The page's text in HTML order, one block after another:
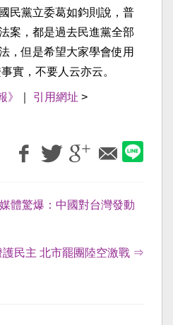
民黨立委葛如鈞則說，普
案，都是過去民進黨全部
，但是希望大家學會使用
實，不要人云亦云。
》 引用網址 >
體驚爆：中國對台灣發動
護民主 北市罷團陸空激戰 ⇒